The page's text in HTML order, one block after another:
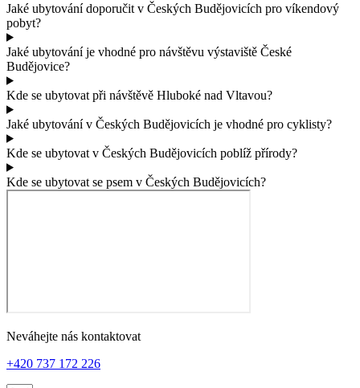
Jaké ubytování doporučit v Českých Budějovicích pro víkendový
pobyt?
Jaké ubytování je vhodné pro návštěvu výstaviště České
Budějovice?
Kde se ubytovat při návštěvě Hluboké nad Vltavou?
Jaké ubytování v Českých Budějovicích je vhodné pro cyklisty?
Kde se ubytovat v Českých Budějovicích poblíž přírody?
Kde se ubytovat se psem v Českých Budějovicích?
Neváhejte nás kontaktovat
+420 737 172 226